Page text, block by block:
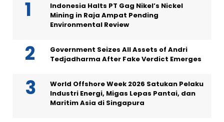
Indonesia Halts PT Gag Nikel’s Nickel
Mining in Raja Ampat Pending
Environmental Review
Government Seizes All Assets of Andri
Tedjadharma After Fake Verdict Emerges
World Offshore Week 2026 Satukan Pelaku
Industri Energi, Migas Lepas Pantai, dan
Maritim Asia di Singapura